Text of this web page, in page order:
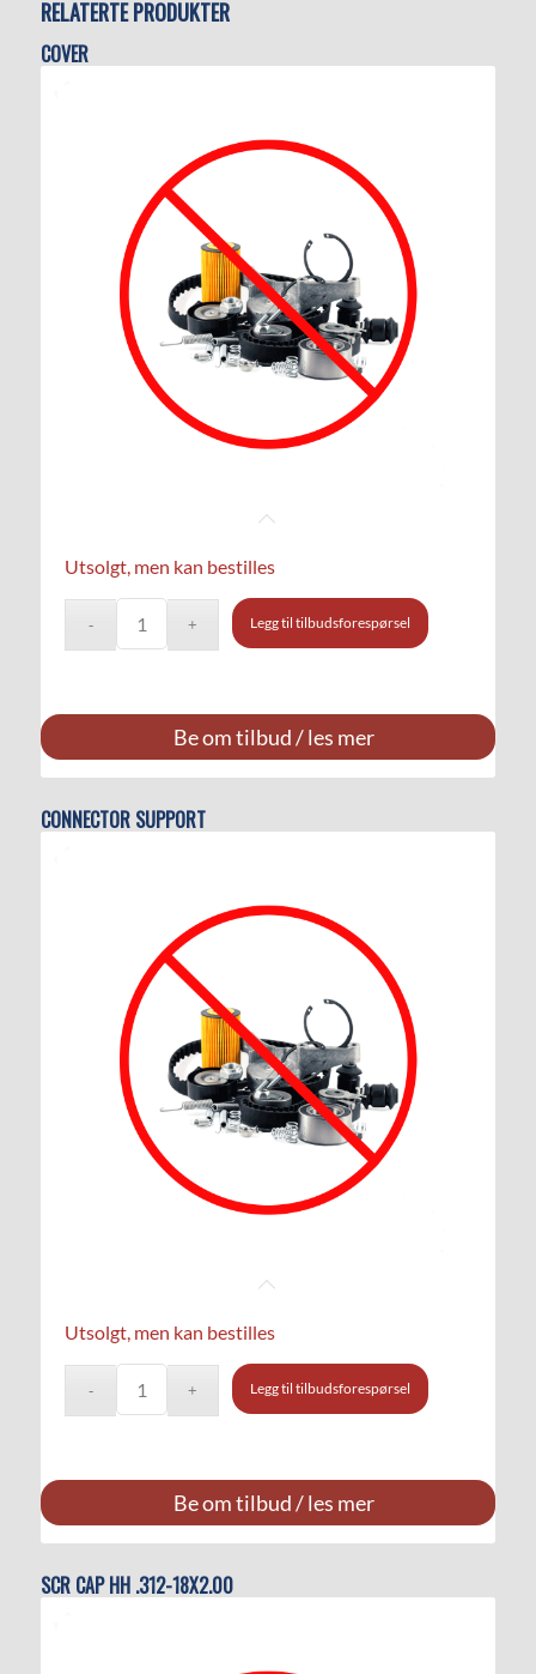
RELATERTE PRODUKTER
COVER
Utsolgt, men kan bestilles
Legg til tilbudsforespørsel
Be om tilbud / les mer
CONNECTOR SUPPORT
Utsolgt, men kan bestilles
Legg til tilbudsforespørsel
Be om tilbud / les mer
SCR CAP HH .312-18X2.00